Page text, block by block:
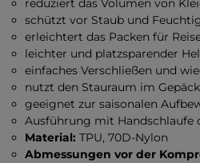
reduziert das Volumen von
schützt vor Staub und
erleichtert das Packen für
leichter und platzsparender
einfaches Verschließen und
nutzt den Stauraum im
geeignet zur saisonalen
Ausführung mit Handschlaufe
Material: TPU, 70D-Nylon
Abmessungen vor der